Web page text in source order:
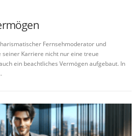
Fernsehmoderator und
seiner Karriere nicht nur eine treue
ein beachtliches Vermögen aufgebaut. In